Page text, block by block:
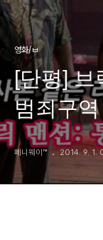
영화/ㅂ
[단평] 브
범죄구
리메이크
페니웨이™ 2014. 9. 1.